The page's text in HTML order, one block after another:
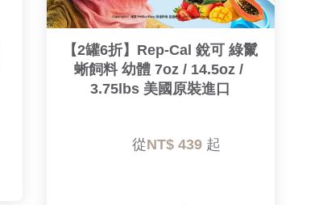
【2罐6折】Rep-Cal 銳可 綠鬣
蜥飼料 幼體 7oz / 14.5oz /
3.75lbs 美國原裝進口
        從
NT$ 439 起